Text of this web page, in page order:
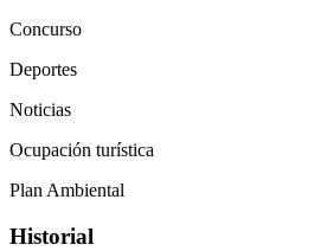
Concurso
Deportes
Noticias
Ocupación turística
Plan Ambiental
Historial